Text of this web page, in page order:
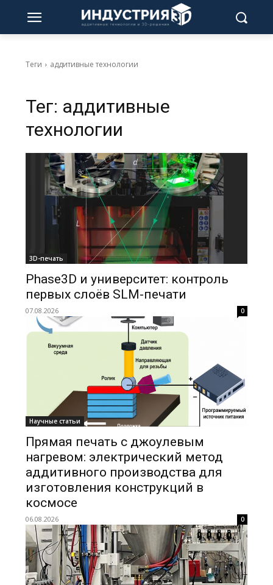
Теги аддитивные технологии
Тег: аддитивные
технологии
3D-печать
Phase3D и университет: контроль
первых слоёв SLM-печати
07.08.2026 0
Научные статьи
Прямая печать с джоулевым
нагревом: электрический метод
аддитивного производства для
изготовления конструкций в
космосе
06.08.2026 0